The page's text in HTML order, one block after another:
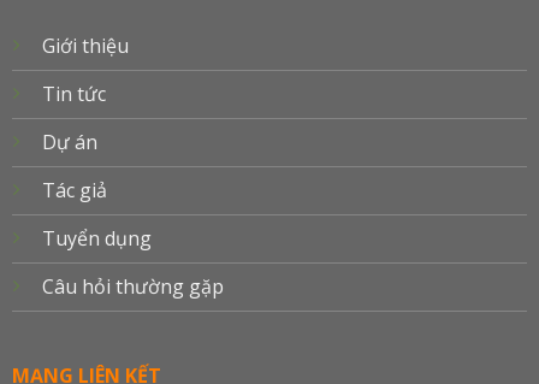
Giới thiệu
Tin tức
Dự án
Tác giả
Tuyển dụng
Câu hỏi thường gặp
MẠNG LIÊN KẾT